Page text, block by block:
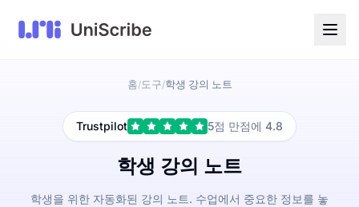
홈/도구/학생 강의 노트
Trustpilot 5점 만점에 4.8
학생 강의 노트
학생을 위한 자동화된 강의 노트. 수업에서 중요한 정보를 놓